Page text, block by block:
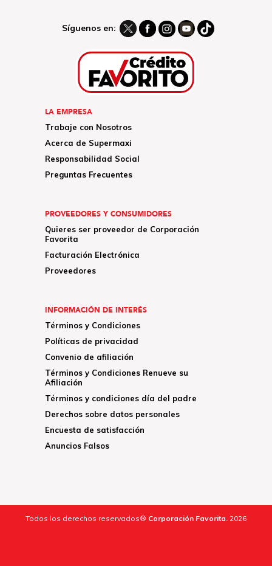
Síguenos en:
LA EMPRESA
Trabaje con Nosotros
Acerca de Supermaxi
Responsabilidad Social
Preguntas Frecuentes
PROVEEDORES Y CONSUMIDORES
Quieres ser proveedor de Corporación
Favorita
Facturación Electrónica
Proveedores
INFORMACIÓN DE INTERÉS
Términos y Condiciones
Políticas de privacidad
Convenio de afiliación
Términos y Condiciones Renueve su
Afiliación
Términos y condiciones día del padre
Derechos sobre datos personales
Encuesta de satisfacción
Anuncios Falsos
Todos los derechos reservados® Corporación Favorita. 2026